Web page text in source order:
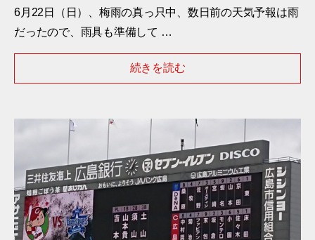
6月22日（日）、梅雨の真っ只中、数日前の天気予報は雨
だったので、雨具も準備して …
続きを読む